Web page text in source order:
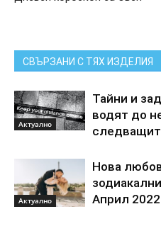
СВЪРЗАНИ С ТЯХ ИЗДЕЛИЯ
Актуално
Тайни и
водят до
Актуално
Нова
Април 2022